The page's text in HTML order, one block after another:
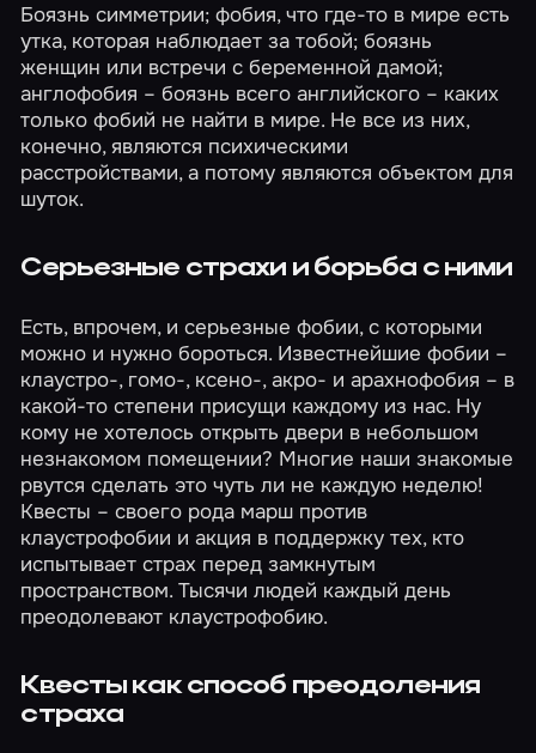
Боязнь симметрии; фобия, что где-то в мире есть
утка, которая наблюдает за тобой; боязнь
женщин или встречи с беременной дамой;
англофобия – боязнь всего английского – каких
только фобий не найти в мире. Не все из них,
конечно, являются психическими
расстройствами, а потому являются объектом для
шуток.
Серьезные страхи и борьба с ними
Есть, впрочем, и серьезные фобии, с которыми
можно и нужно бороться. Известнейшие фобии –
клаустро-, гомо-, ксено-, акро- и арахнофобия – в
какой-то степени присущи каждому из нас. Ну
кому не хотелось открыть двери в небольшом
незнакомом помещении? Многие наши знакомые
рвутся сделать это чуть ли не каждую неделю!
Квесты – своего рода марш против
клаустрофобии и акция в поддержку тех, кто
испытывает страх перед замкнутым
пространством. Тысячи людей каждый день
преодолевают клаустрофобию.
Квесты как способ преодоления
страха